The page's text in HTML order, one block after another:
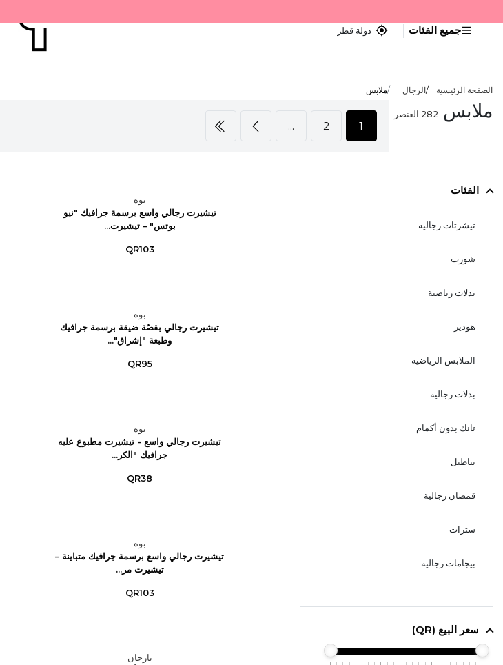
جميع الفئات دولة قطر
الصفحة الرئيسية الرجال ملابس
ملابس 282 العنصر
1
2
...
الفئات
تيشرتات رجالية
شورت
بدلات رياضية
هوديز
الملابس الرياضية
بدلات رجالية
تانك بدون أكمام
بناطيل
قمصان رجالية
سترات
بيجامات رجالية
سعر البيع (QR)
بوه
تيشيرت رجالي واسع برسمة جرافيك "نيو
بوتس" – تيشيرت...
QR103
بوه
تيشيرت رجالي بقصّة ضيقة برسمة جرافيك
وطبعة "إشراق"...
QR95
بوه
تيشيرت رجالي واسع - تيشيرت مطبوع عليه
جرافيك "الكر...
QR38
بوه
تيشيرت رجالي واسع برسمة جرافيك متباينة –
تيشيرت مر...
QR103
بارجان